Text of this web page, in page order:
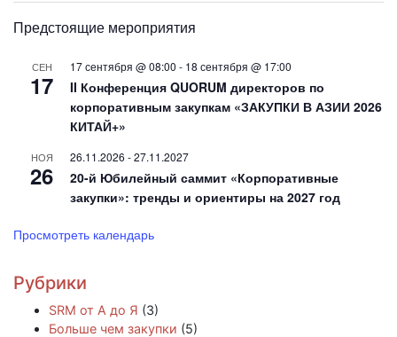
Предстоящие мероприятия
СЕН
17
17 сентября @ 08:00 - 18 сентября @ 17:00
II Конференция QUORUM директоров по
корпоративным закупкам «ЗАКУПКИ В АЗИИ 2026
КИТАЙ+»
НОЯ
26
26.11.2026 -27.11.2027
20-й Юбилейный саммит «Корпоративные
закупки»: тренды и ориентиры на 2027 год
Просмотреть календарь
Рубрики
SRM от А до Я (3)
Больше чем закупки (5)